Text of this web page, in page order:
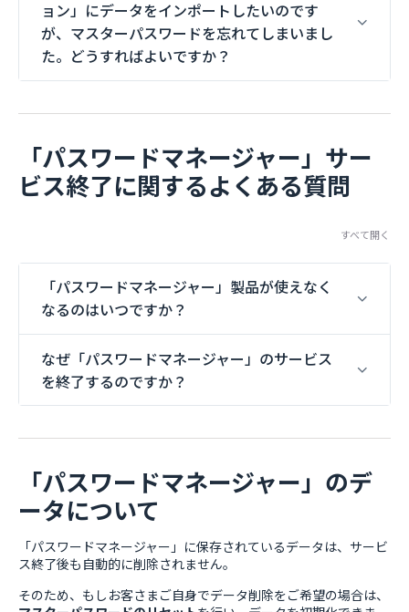
ョン」にデータをインポートしたいのです
が、マスターパスワードを忘れてしまいまし
た。どうすればよいですか？
「パスワードマネージャー」サー
ビス終了に関するよくある質問
すべて開く
「パスワードマネージャー」製品が使えなく
なるのはいつですか？
なぜ「パスワードマネージャー」のサービス
を終了するのですか？
「パスワードマネージャー」のデ
ータについて
「パスワードマネージャー」に保存されているデータは、サービ
ス終了後も自動的に削除されません。
そのため、もしお客さまご自身でデータ削除をご希望の場合は、